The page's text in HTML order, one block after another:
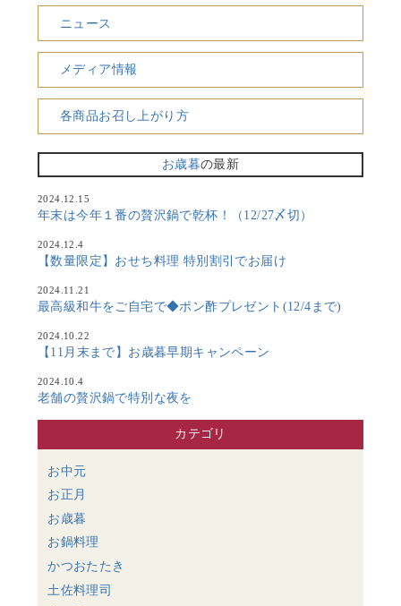
ニュース
メディア情報
各商品お召し上がり方
お歳暮の最新
2024.12.15
年末は今年１番の贅沢鍋で乾杯！（12/27〆切）
2024.12.4
【数量限定】おせち料理 特別割引でお届け
2024.11.21
最高級和牛をご自宅で◆ポン酢プレゼント(12/4まで)
2024.10.22
【11月末まで】お歳暮早期キャンペーン
2024.10.4
老舗の贅沢鍋で特別な夜を
カテゴリ
お中元
お正月
お歳暮
お鍋料理
かつおたたき
土佐料理司